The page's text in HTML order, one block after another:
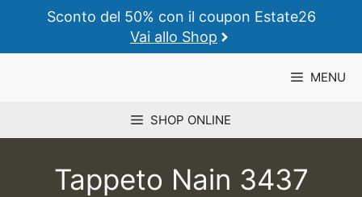
contenuto
Sconto del 50% con il coupon Estate26
Vai allo Shop
MENU
SHOP ONLINE
Tappeto Nain 3437